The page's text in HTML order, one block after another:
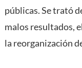
públicas. Se trató
malos resultados,
la reorganización